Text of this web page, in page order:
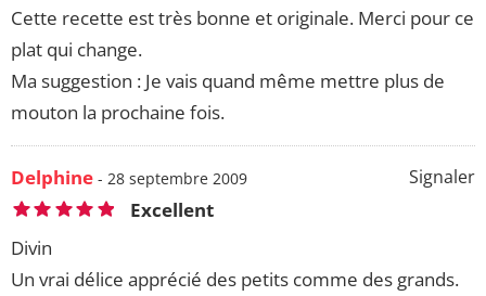
Cette recette est très bonne et originale. Merci pour ce
plat qui change.
Ma suggestion : Je vais quand même mettre plus de
mouton la prochaine fois.
Signaler
Delphine - 28 septembre 2009
Excellent
Divin
Un vrai délice apprécié des petits comme des grands.